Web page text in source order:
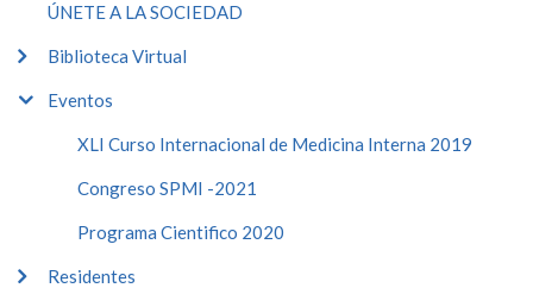
ÚNETE A LA SOCIEDAD
Biblioteca Virtual
Eventos
XLI Curso Internacional de Medicina Interna 2019
Congreso SPMI -2021
Programa Cientifico 2020
Residentes